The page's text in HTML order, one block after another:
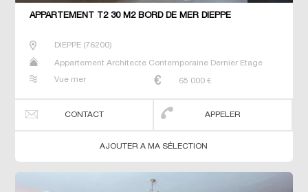
APPARTEMENT T2 30 M2 BORD DE MER DIEPPE
DIEPPE(76200)
Appartement Architecte Contemporaine Dernier Etage
Villa
Vue mer 65 000 €
CONTACT APPELER
AJOUTER A MA SÉLECTION